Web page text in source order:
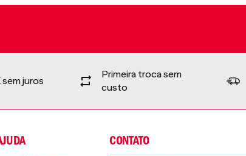
sem juros
Primeira troca sem
custo
CONTATO